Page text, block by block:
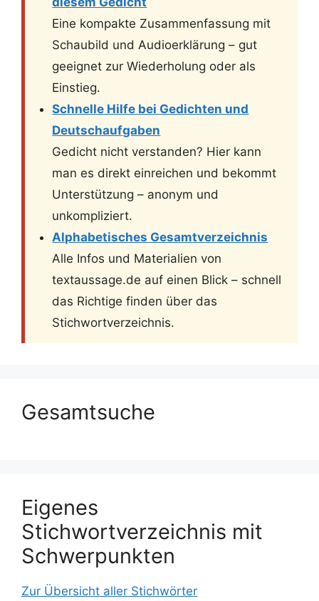
Eine kompakte Zusammenfassung mit
Schaubild und Audioerklärung – gut
geeignet zur Wiederholung oder als
Einstieg.
Schnelle Hilfe bei Gedichten und
Deutschaufgaben
Gedicht nicht verstanden? Hier kann
man es direkt einreichen und bekommt
Unterstützung – anonym und
unkompliziert.
Alphabetisches Gesamtverzeichnis
Alle Infos und Materialien von
textaussage.de auf einen Blick – schnell
das Richtige finden über das
Stichwortverzeichnis.
Gesamtsuche
Eigenes
Stichwortverzeichnis mit
Schwerpunkten
Zur Übersicht aller Stichwörter